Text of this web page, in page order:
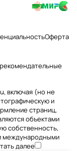
Оферта
рекомендательные
включая (но не
и
страниц,
объектами
собственность,
международными
далее